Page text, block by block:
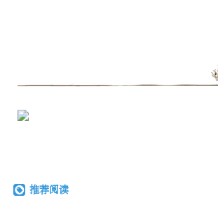
推荐阅读